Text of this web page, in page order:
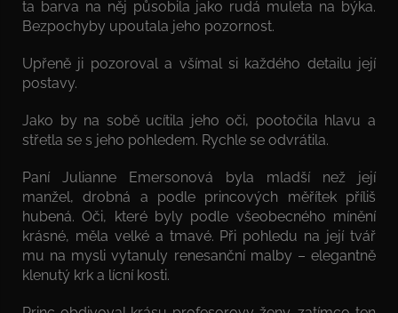
ta barva na něj působila jako rudá muleta na býka.
Bezpochyby upoutala jeho pozornost.
Upřeně ji pozoroval a všímal si každého detailu její
postavy.
Jako by na sobě ucítila jeho oči, pootočila hlavu a
střetla se s jeho pohledem. Rychle se odvrátila.
Paní Julianne Emersonová byla mladší než její
manžel, drobná a podle princových měřítek příliš
hubená. Oči, které byly podle všeobecného mínění
krásné, měla velké a tmavé. Při pohledu na její tvář
mu na mysli vytanuly renesanční malby – elegantně
klenutý krk a lícní kosti.